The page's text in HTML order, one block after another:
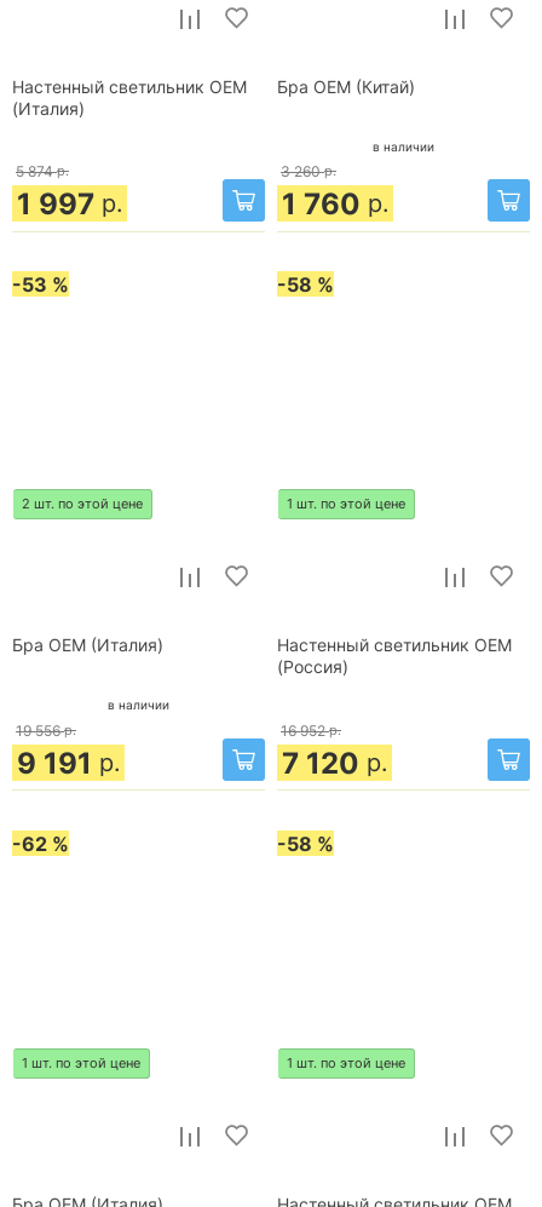
Настенный светильник OEM
(Италия)
5 874 р.
1 997 р.
Бра OEM (Китай)
в наличии
3 260 р.
1 760 р.
-53 %
2 шт. по этой цене
Бра OEM (Италия)
в наличии
19 556 р.
9 191 р.
-58 %
1 шт. по этой цене
Настенный светильник OEM
(Россия)
16 952 р.
7 120 р.
-62 %
1 шт. по этой цене
-58 %
1 шт. по этой цене